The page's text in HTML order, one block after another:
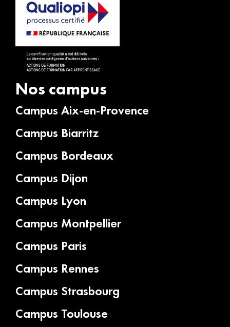
Nos campus
Campus Aix-en-Provence
Campus Biarritz
Campus Bordeaux
Campus Dijon
Campus Lyon
Campus Montpellier
Campus Paris
Campus Rennes
Campus Strasbourg
Campus Toulouse